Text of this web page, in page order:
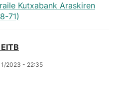
Kutxabank Araskiren
71)
2023 - 22:35